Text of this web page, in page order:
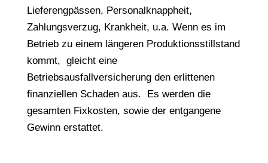
Lieferengpässen, Personalknappheit,
Zahlungsverzug, Krankheit, u.a. Wenn es im
Betrieb zu einem längeren Produktionsstillstand
kommt, gleicht eine
Betriebsausfallversicherung den erlittenen
finanziellen Schaden aus. Es werden die
gesamten Fixkosten, sowie der entgangene
Gewinn erstattet.